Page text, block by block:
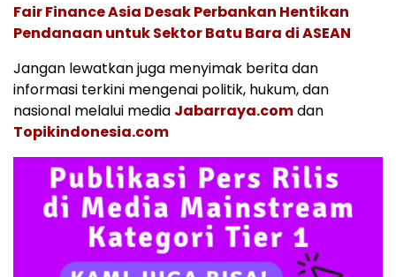
Fair Finance Asia Desak Perbankan Hentikan
Pendanaan untuk Sektor Batu Bara di ASEAN
Jangan lewatkan juga menyimak berita dan
informasi terkini mengenai politik, hukum, dan
nasional melalui media Jabarraya.comdan
Topikindonesia.com